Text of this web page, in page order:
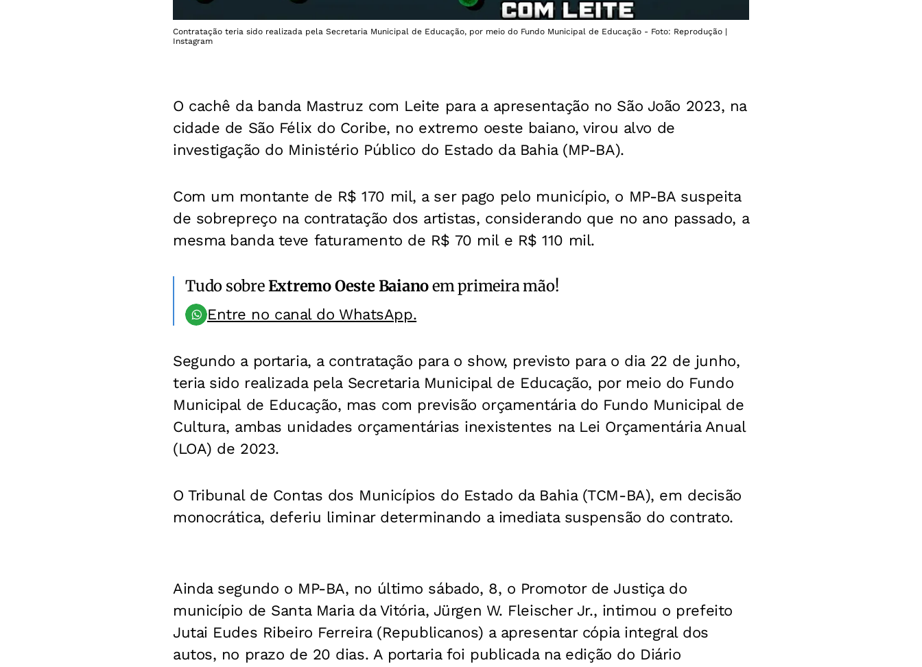
Contratação teria sido realizada pela Secretaria Municipal de Educação, por meio do Fundo Municipal de Educação - Foto: Reprodução |
Instagram
O cachê da banda Mastruz com Leite para a apresentação no São João 2023, na
cidade de São Félix do Coribe, no extremo oeste baiano, virou alvo de
investigação do Ministério Público do Estado da Bahia (MP-BA).
Com um montante de R$ 170 mil, a ser pago pelo município, o MP-BA suspeita
de sobrepreço na contratação dos artistas, considerando que no ano passado, a
mesma banda teve faturamento de R$ 70 mil e R$ 110 mil.
Tudo sobreExtremo Oeste Baianoem primeira mão!
Entre no canal do WhatsApp.
Segundo a portaria, a contratação para o show, previsto para o dia 22 de junho,
teria sido realizada pela Secretaria Municipal de Educação, por meio do Fundo
Municipal de Educação, mas com previsão orçamentária do Fundo Municipal de
Cultura, ambas unidades orçamentárias inexistentes na Lei Orçamentária Anual
(LOA) de 2023.
O Tribunal de Contas dos Municípios do Estado da Bahia (TCM-BA), em decisão
monocrática, deferiu liminar determinando a imediata suspensão do contrato.
Ainda segundo o MP-BA, no último sábado, 8, o Promotor de Justiça do
município de Santa Maria da Vitória, Jürgen W. Fleischer Jr., intimou o prefeito
Jutai Eudes Ribeiro Ferreira (Republicanos) a apresentar cópia integral dos
autos, no prazo de 20 dias. A portaria foi publicada na edição do Diário